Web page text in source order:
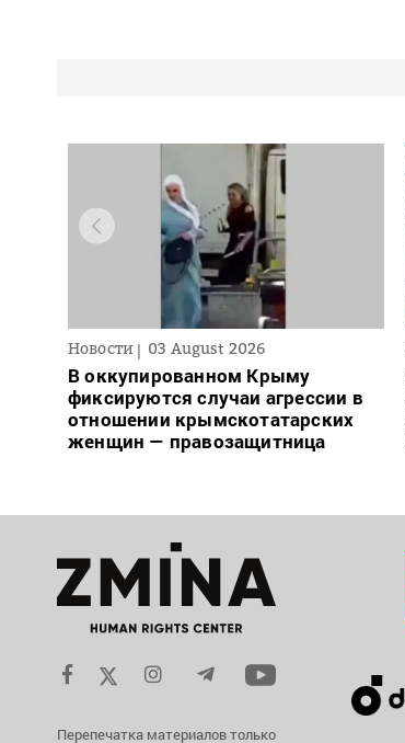
Новости 03 August 2026
В оккупированном Крыму
фиксируются случаи агрессии в
отношении крымскотатарских
женщин — правозащитница
Перепечатка материалов только